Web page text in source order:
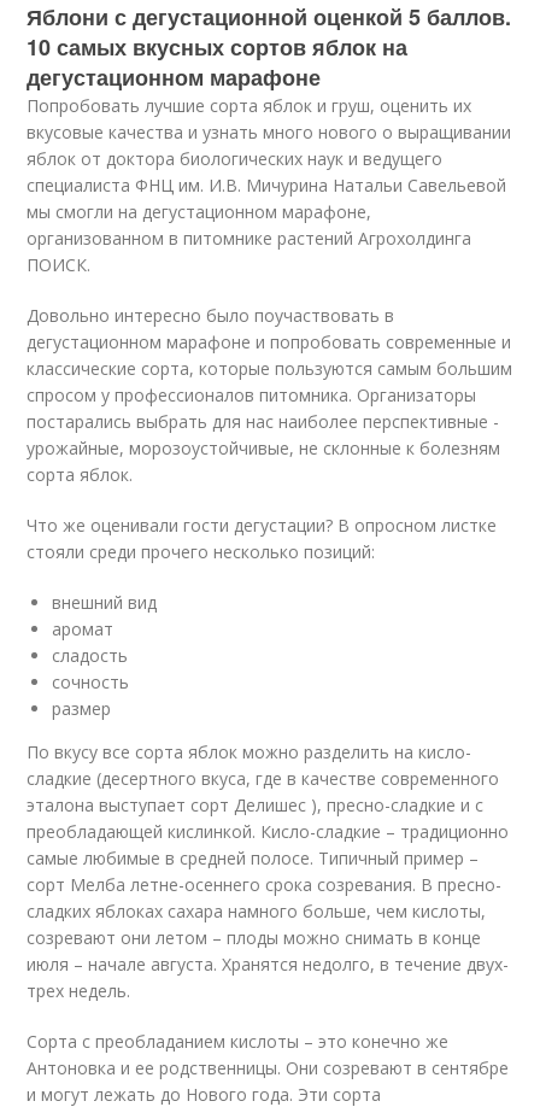
Яблони с дегустационной оценкой 5 баллов.
10 самых вкусных сортов яблок на
дегустационном марафоне
Попробовать лучшие сорта яблок и груш, оценить их
вкусовые качества и узнать много нового о выращивании
яблок от доктора биологических наук и ведущего
специалиста ФНЦ им. И.В. Мичурина Натальи Савельевой
мы смогли на дегустационном марафоне,
организованном в питомнике растений Агрохолдинга
ПОИСК.
Довольно интересно было поучаствовать в
дегустационном марафоне и попробовать современные и
классические сорта, которые пользуются самым большим
спросом у профессионалов питомника. Организаторы
постарались выбрать для нас наиболее перспективные -
урожайные, морозоустойчивые, не склонные к болезням
сорта яблок.
Что же оценивали гости дегустации? В опросном листке
стояли среди прочего несколько позиций:
внешний вид
аромат
сладость
сочность
размер
По вкусу все сорта яблок можно разделить на кисло-
сладкие (десертного вкуса, где в качестве современного
эталона выступает сорт Делишес ), пресно-сладкие и с
преобладающей кислинкой. Кисло-сладкие – традиционно
самые любимые в средней полосе. Типичный пример –
сорт Мелба летне-осеннего срока созревания. В пресно-
сладких яблоках сахара намного больше, чем кислоты,
созревают они летом – плоды можно снимать в конце
июля – начале августа. Хранятся недолго, в течение двух-
трех недель.
Сорта с преобладанием кислоты – это конечно же
Антоновка и ее родственницы. Они созревают в сентябре
и могут лежать до Нового года. Эти сорта